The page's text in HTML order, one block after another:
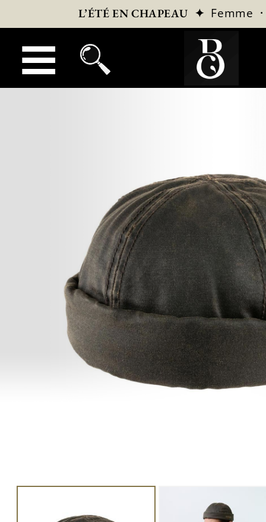
L’ÉTÉ EN CHAPEAU ✦ Femme